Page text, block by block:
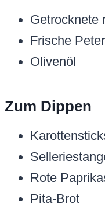
Getrocknete
Frische
Olivenöl
Zum Dippen
Rote
Pita-Brot